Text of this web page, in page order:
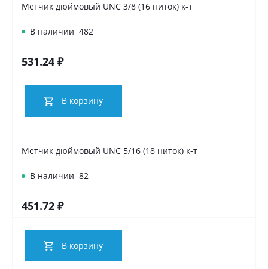
Метчик дюймовый UNC 3/8 (16 ниток) к-т
В наличии 482
531.24 ₽
В корзину
Метчик дюймовый UNC 5/16 (18 ниток) к-т
В наличии 82
451.72 ₽
В корзину